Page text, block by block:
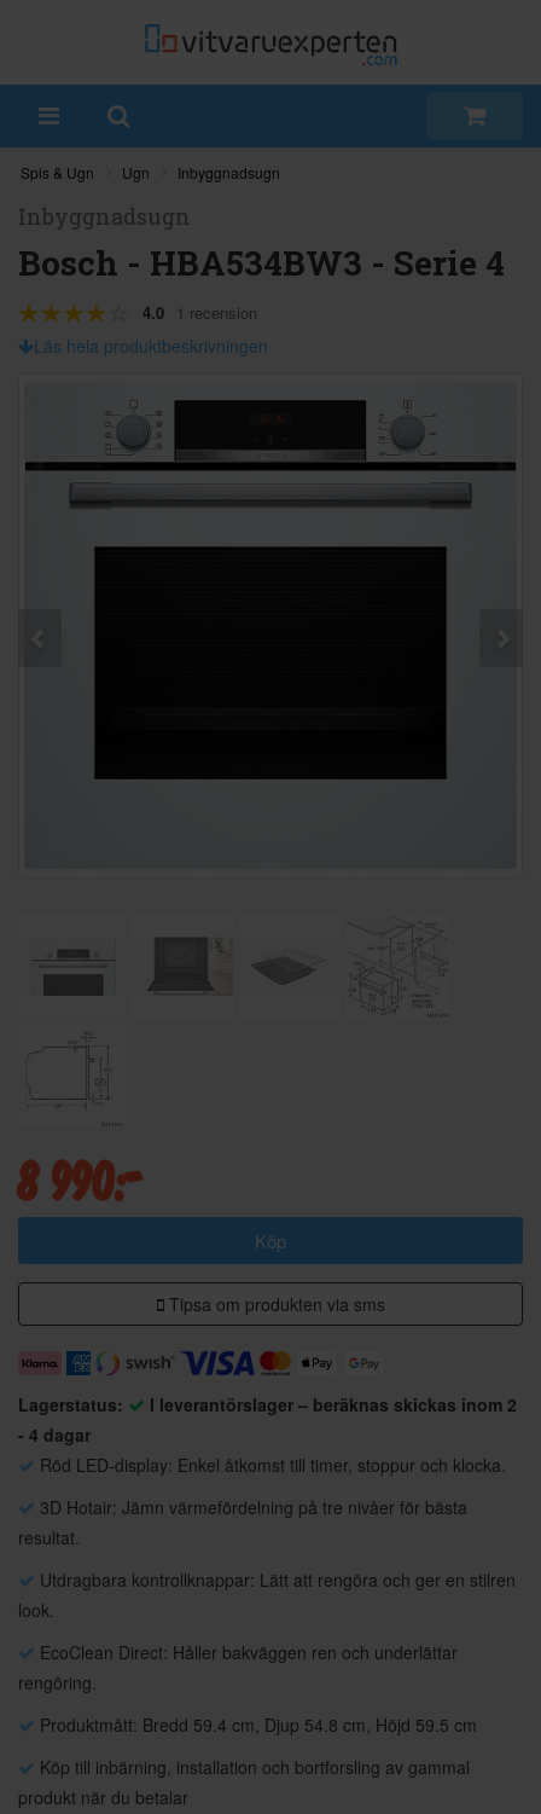
Spis & Ugn Ugn Inbyggnadsugn
Inbyggnadsugn
Bosch - HBA534BW3 - Serie 4
4.0 1 recension
Läs hela produktbeskrivningen
8 990:-
Köp
Tipsa om produkten via sms
Lagerstatus:
I leverantörslager – beräknas skickas inom 2
- 4 dagar
Röd LED-display: Enkel åtkomst till timer, stoppur och klocka.
3D Hotair: Jämn värmefördelning på tre nivåer för bästa
resultat.
Utdragbara kontrollknappar: Lätt att rengöra och ger en stilren
look.
EcoClean Direct: Håller bakväggen ren och underlättar
rengöring.
Produktmått: Bredd 59.4 cm, Djup 54.8 cm, Höjd 59.5 cm
Köp till inbärning, installation och bortforsling av gammal
produkt när du betalar